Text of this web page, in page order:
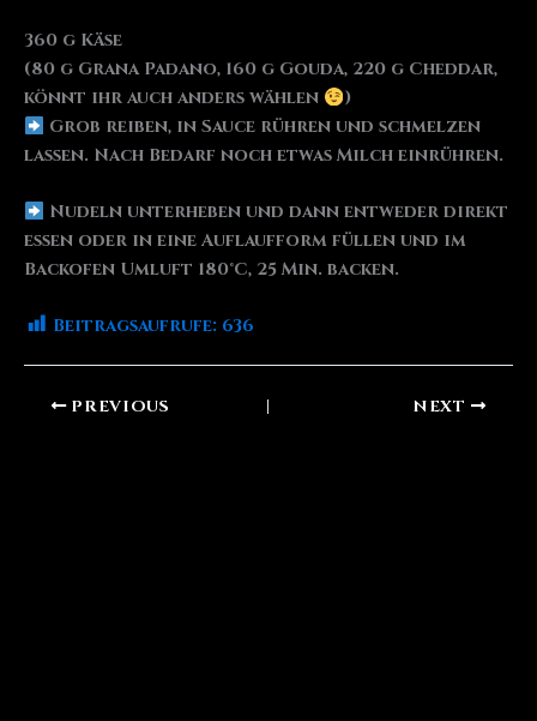
360 g Käse
(80 g Grana Padano, 160 g Gouda, 220 g Cheddar,
könnt ihr auch anders wählen
)
Grob reiben, in Sauce rühren und schmelzen
lassen. Nach Bedarf noch etwas Milch einrühren.
Nudeln unterheben und dann entweder direkt
essen oder in eine Auflaufform füllen und im
Backofen Umluft 180°C, 25 Min. backen.
Beitragsaufrufe: 636
PREVIOUS NEXT